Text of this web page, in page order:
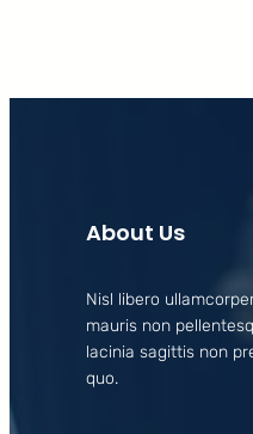
About Us
Nisl libero
mauris non
lacinia sagittis non
quo.